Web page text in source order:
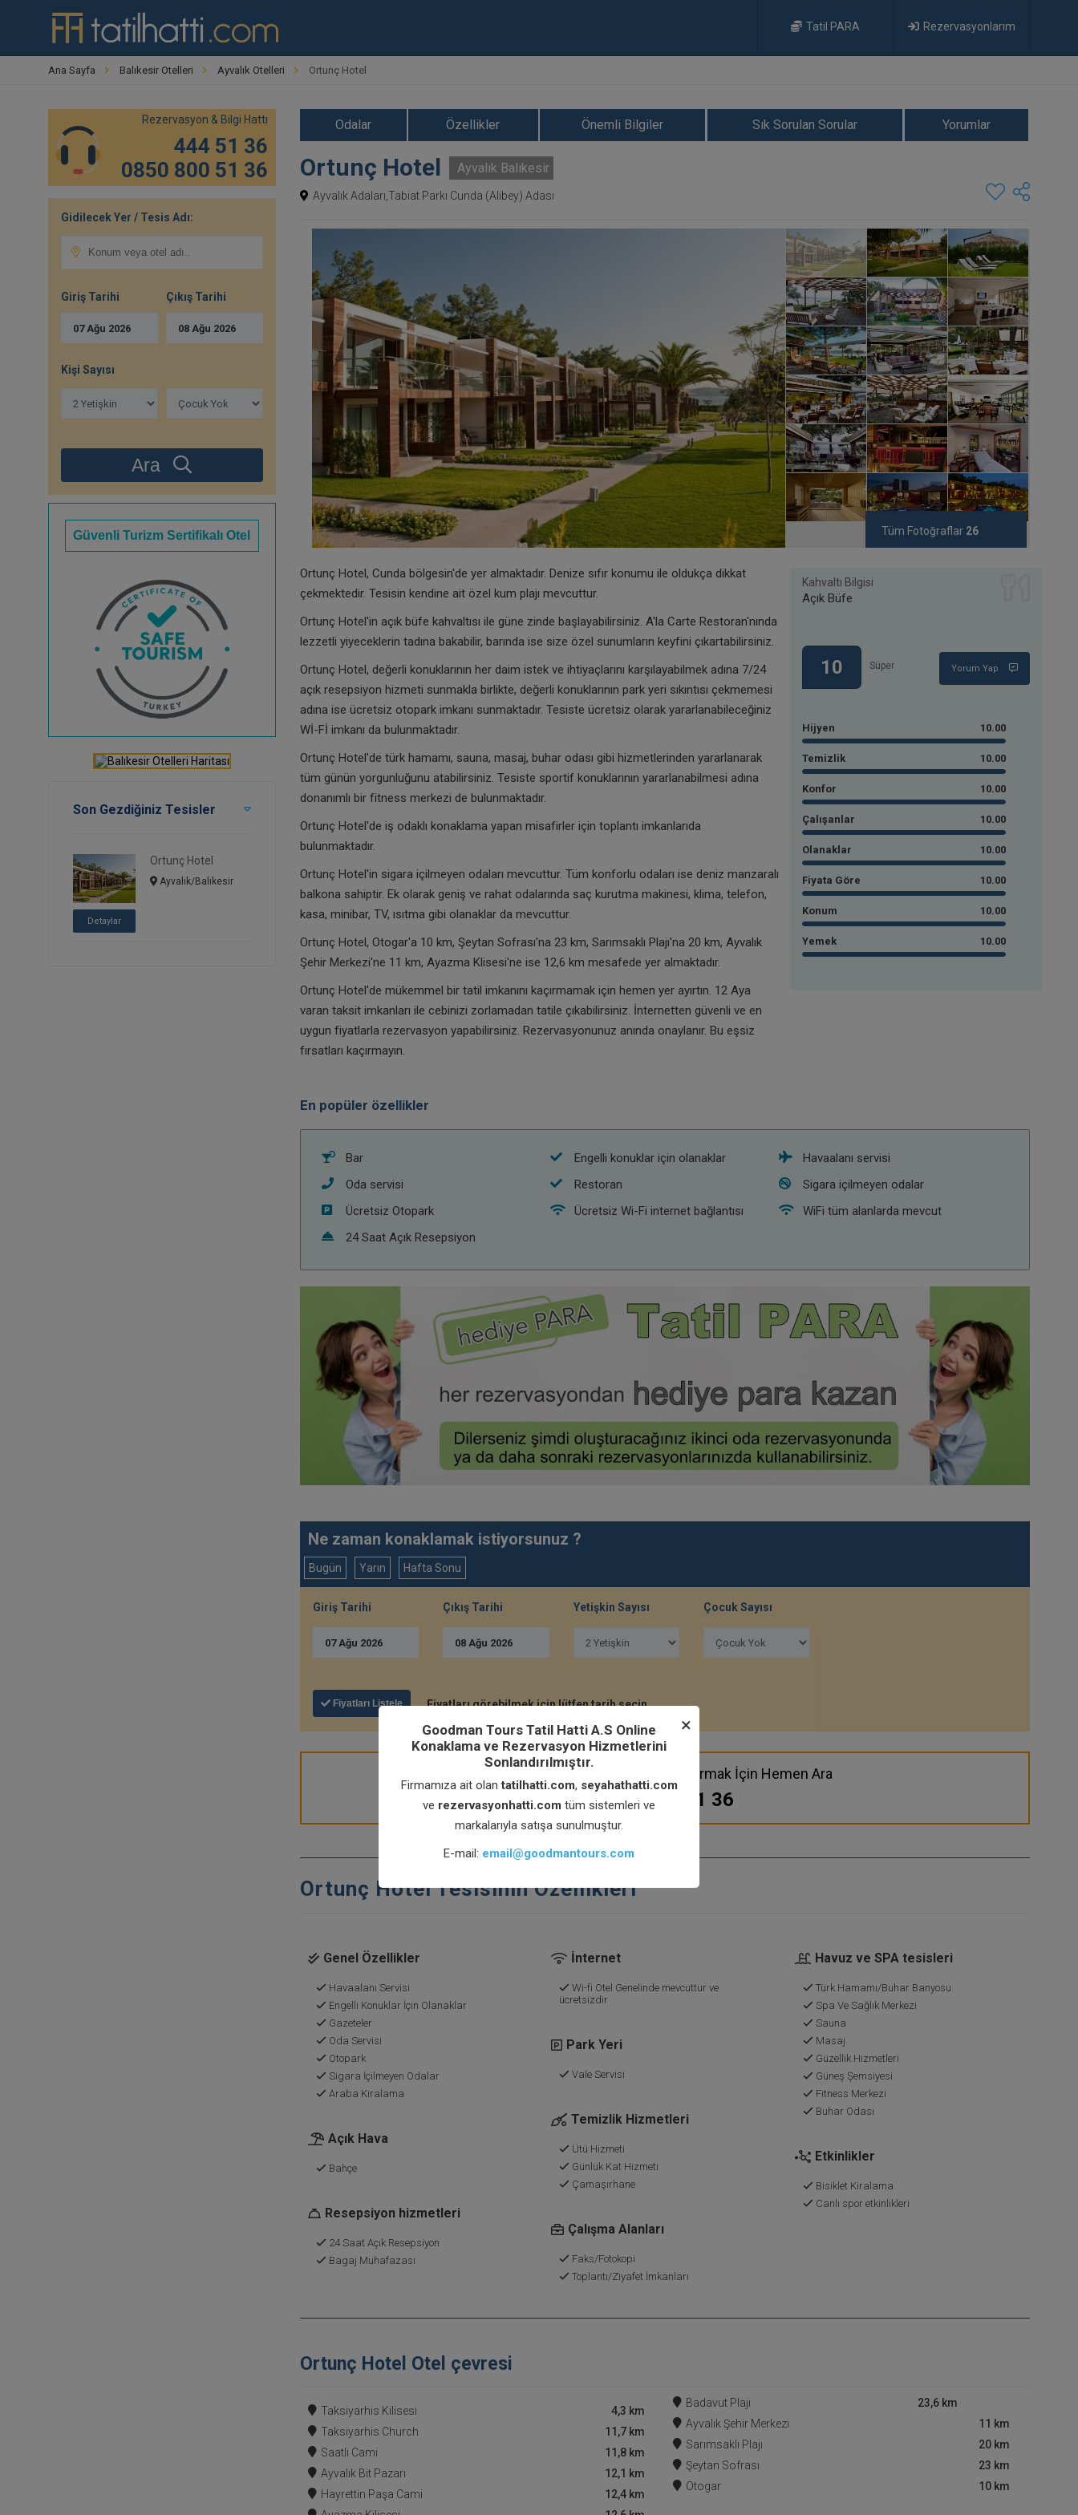
Rezervasyonlarım
Tatil PARA
Ana Sayfa Balıkesir Otelleri Ayvalık Otelleri Ortunç Hotel
Rezervasyon & Bilgi Hattı
444 51 36
0850 800 51 36
Gidilecek Yer / Tesis Adı:
Giriş Tarihi
07Ağu 2026
Çıkış Tarihi
08Ağu 2026
Kişi Sayısı
Ara
Güvenli Turizm Sertifikalı Otel
Son Gezdiğiniz Tesisler
Detaylar
Ortunç Hotel
Ayvalık/Balıkesir
Odalar Özellikler Önemli Bilgiler Sık Sorulan Sorular Yorumlar
Ortunç Hotel Ayvalık Balıkesir
Ayvalık Adaları,Tabiat Parkı Cunda (Alibey) Adası
Tüm Fotoğraflar 26
Ortunç Hotel, Cunda bölgesin'de yer almaktadır. Denize sıfır konumu ile oldukça dikkat
çekmektedir. Tesisin kendine ait özel kum plajı mevcuttur.
Ortunç Hotel'in açık büfe kahvaltısı ile güne zinde başlayabilirsiniz. A'la Carte Restoran'nında
lezzetli yiyeceklerin tadına bakabilir, barında ise size özel sunumların keyfini çıkartabilirsiniz.
Ortunç Hotel, değerli konuklarının her daim istek ve ihtiyaçlarını karşılayabilmek adına 7/24
açık resepsiyon hizmeti sunmakla birlikte, değerli konuklarının park yeri sıkıntısı çekmemesi
adına ise ücretsiz otopark imkanı sunmaktadır. Tesiste ücretsiz olarak yararlanabileceğiniz
Wİ-Fİ imkanı da bulunmaktadır.
Ortunç Hotel'de türk hamamı, sauna, masaj, buhar odası gibi hizmetlerinden yararlanarak
tüm günün yorgunluğunu atabilirsiniz. Tesiste sportif konuklarının yararlanabilmesi adına
donanımlı bir fitness merkezi de bulunmaktadır.
Ortunç Hotel'de iş odaklı konaklama yapan misafirler için toplantı imkanlarıda
bulunmaktadır.
Ortunç Hotel'in sigara içilmeyen odaları mevcuttur. Tüm konforlu odaları ise deniz manzaralı
balkona sahiptir. Ek olarak geniş ve rahat odalarında saç kurutma makinesi, klima, telefon,
kasa, minibar, TV, ısıtma gibi olanaklar da mevcuttur.
Ortunç Hotel, Otogar'a 10 km, Şeytan Sofrası'na 23 km, Sarımsaklı Plajı'na 20 km, Ayvalık
Şehir Merkezi'ne 11 km, Ayazma Klisesi'ne ise 12,6 km mesafede yer almaktadır.
Ortunç Hotel'de mükemmel bir tatil imkanını kaçırmamak için hemen yer ayırtın. 12 Aya
varan taksit imkanları ile cebinizi zorlamadan tatile çıkabilirsiniz. İnternetten güvenli ve en
uygun fiyatlarla rezervasyon yapabilirsiniz. Rezervasyonunuz anında onaylanır. Bu eşsiz
fırsatları kaçırmayın.
Kahvaltı Bilgisi
Açık Büfe
10 Süper Yorum Yap
Hijyen 10.00
Temizlik 10.00
Konfor 10.00
Çalışanlar 10.00
Olanaklar 10.00
Fiyata Göre 10.00
Konum 10.00
Yemek 10.00
En popüler özellikler
Bar Engelli konuklar için olanaklar
Havaalanı servisi
Oda servisi
Restoran
Sigara içilmeyen odalar
Ücretsiz Otopark
Ücretsiz Wi-Fi internet bağlantısı
WiFi tüm alanlarda mevcut
24 Saat Açık Resepsiyon
Ne zaman konaklamak istiyorsunuz ?
Bugün Yarın Hafta Sonu
Giriş Tarihi
07Ağu 2026
Çıkış Tarihi
08 Ağu 2026
Yetişkin Sayısı Çocuk Sayısı
Fiyatları Listele Fiyatları görebilmek için lütfen tarih seçin.
Ortunç Hotel Rezervasyon Yaptırmak İçin Hemen Ara
0850 800 51 36
Ortunç Hotel Tesisinin Özellikleri
Genel Özellikler
Havaalanı Servisi
Engelli Konuklar İçin Olanaklar
Gazeteler
Oda Servisi
Otopark
Sigara İçilmeyen Odalar
Araba Kiralama
Açık Hava
Bahçe
Resepsiyon hizmetleri
24 Saat Açık Resepsiyon
Bagaj Muhafazası
İnternet
Wi-fi Otel Genelinde mevcuttur ve
ücretsizdir
Park Yeri
Vale Servisi
Temizlik Hizmetleri
Ütü Hizmeti
Günlük Kat Hizmeti
Çamaşırhane
Çalışma Alanları
Faks/Fotokopi
Toplantı/Ziyafet İmkanları
Havuz ve SPA tesisleri
Türk Hamamı/Buhar Banyosu
Spa Ve Sağlık Merkezi
Sauna
Masaj
Güzellik Hizmetleri
Güneş Şemsiyesi
Fitness Merkezi
Buhar Odası
Etkinlikler
Bisiklet Kiralama
Canlı spor etkinlikleri
Ortunç Hotel Otel çevresi
Taksiyarhis Kilisesi
4,3 km
Taksiyarhis Church
11,7 km
Saatli Cami
11,8 km
Ayvalık Bit Pazarı
12,1 km
Hayrettin Paşa Cami
12,4 km
Badavut Plajı
23,6 km
Ayvalık Şehir Merkezi
11 km
Sarımsaklı Plajı
20 km
Şeytan Sofrası
23 km
Otogar
10 km
×
Goodman Tours Tatil Hatti A.S Online
Konaklama ve Rezervasyon Hizmetlerini
Sonlandırılmıştır.
Firmamıza ait olantatilhatti.com, seyahathatti.com
ve rezervasyonhatti.com tüm sistemleri ve
markalarıyla satışa sunulmuştur.
E-mail: email@goodmantours.com